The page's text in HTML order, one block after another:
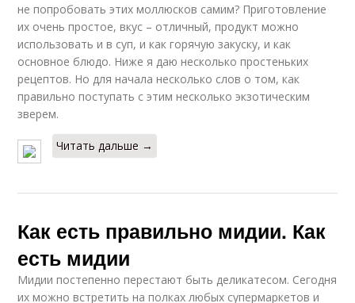
не попробовать этих моллюсков самим? Приготовление
их очень простое, вкус – отличный, продукт можно
использовать и в суп, и как горячую закуску, и как
основное блюдо. Ниже я даю несколько простеньких
рецептов. Но для начала несколько слов о том, как
правильно поступать с этим несколько экзотическим
зверем.
Читать дальше →
Как есть правильно мидии. Как
есть мидии
Мидии постепенно перестают быть деликатесом. Сегодня
их можно встретить на полках любых супермаркетов и